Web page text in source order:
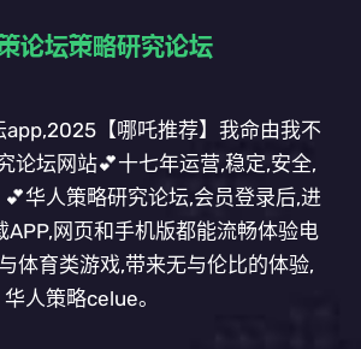
app,2025【哪吒推荐】我命由我不
论坛网站💕十七年运营,稳定,安全,
华人策略研究论坛,会员登录后,进
APP,网页和手机版都能流畅体验电
体育类游戏,带来无与伦比的体验,
华人策略celue。